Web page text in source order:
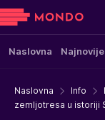
Naslovna Najnovije
Naslovna Info
zemljotresa u istoriji